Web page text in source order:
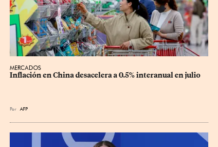
MERCADOS
Inflación en China desacelera a 0.5% interanual en julio
Por AFP